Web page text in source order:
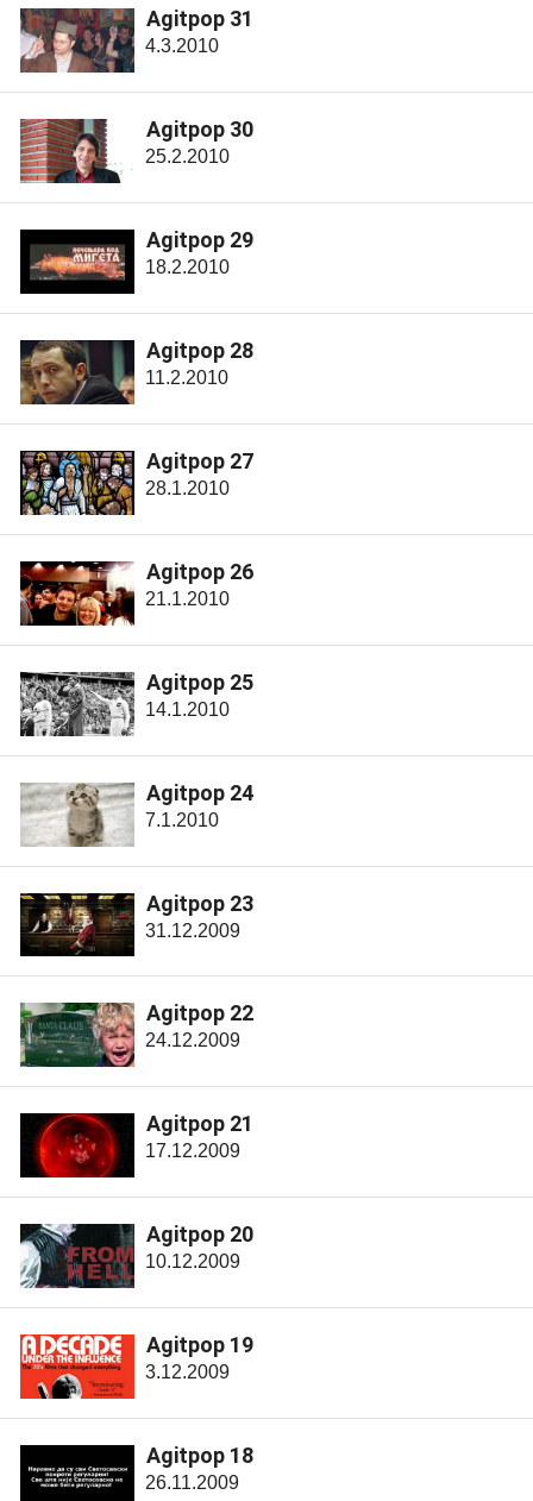
Agitpop 31
4.3.2010
Agitpop 30
25.2.2010
Agitpop 29
18.2.2010
Agitpop 28
11.2.2010
Agitpop 27
28.1.2010
Agitpop 26
21.1.2010
Agitpop 25
14.1.2010
Agitpop 24
7.1.2010
Agitpop 23
31.12.2009
Agitpop 22
24.12.2009
Agitpop 21
17.12.2009
Agitpop 20
10.12.2009
Agitpop 19
3.12.2009
Agitpop 18
26.11.2009